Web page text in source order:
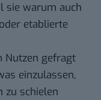
sie warum auch
etablierte
Nutzen gefragt
einzulassen,
zu schielen